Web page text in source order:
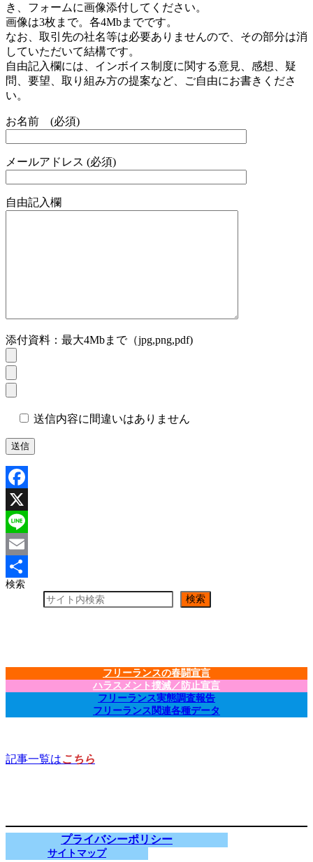
き、フォームに画像添付してください。
画像は3枚まで。各4Mbまでです。
なお、取引先の社名等は必要ありませんので、その部分は消
していただいて結構です。
自由記入欄には、インボイス制度に関する意見、感想、疑
問、要望、取り組み方の提案など、ご自由にお書きくださ
い。
お名前 (必須)
メールアドレス (必須)
自由記入欄
添付資料：最大4Mbまで（jpg,png,pdf)
送信内容に間違いはありません
Facebook
X
Line
Email
共
検索
検索
フリーランスの春闘宣言
ハラスメント撲滅／防止宣言
フリーランス実態調査報告
フリーランス関連各種データ
記事一覧はこちら
プライバシーポリシー
サイトマップ